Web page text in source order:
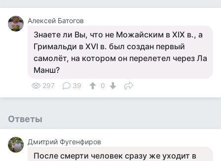
Алексей Батогов
Знаете ли Вы, что не Можайским в XIX в., а
Гримальди в XVI в. был создан первый
самолёт, на котором он перелетел через Ла
Манш?
297 39 0
Ответы
Дмитрий Фугенфиров
После смерти человек сразу же уходит в